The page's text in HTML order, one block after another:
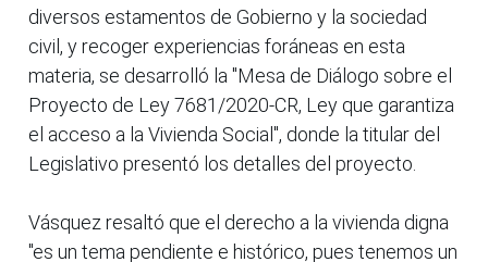
diversos estamentos de Gobierno y la sociedad
civil, y recoger experiencias foráneas en esta
materia, se desarrolló la "Mesa de Diálogo sobre el
Proyecto de Ley 7681/2020-CR, Ley que garantiza
el acceso a la Vivienda Social", donde la titular del
Legislativo presentó los detalles del proyecto.
Vásquez resaltó que el derecho a la vivienda digna
"es un tema pendiente e histórico, pues tenemos un